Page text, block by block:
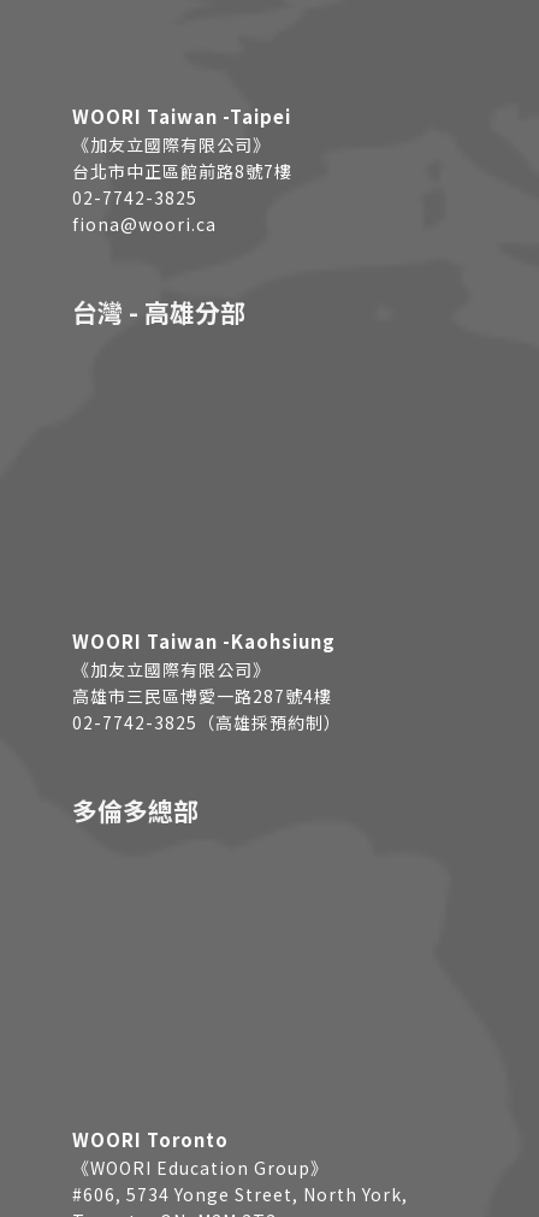
WOORI Taiwan -Taipei
《加友立國際有限公司》
台北市中正區館前路8號7樓
02-7742-3825
fiona@woori.ca
台灣 - 高雄分部
WOORI Taiwan -Kaohsiung
《加友立國際有限公司》
高雄市三民區博愛一路287號4樓
02-7742-3825（高雄採預約制）
多倫多總部
WOORI Toronto
《WOORI Education Group》
#606, 5734 Yonge Street, North York,